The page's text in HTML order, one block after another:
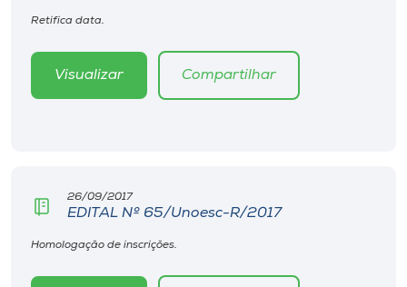
Retifica data.
Visualizar Compartilhar
26/09/2017
EDITAL Nº 65/Unoesc-R/2017
Homologação de inscrições.